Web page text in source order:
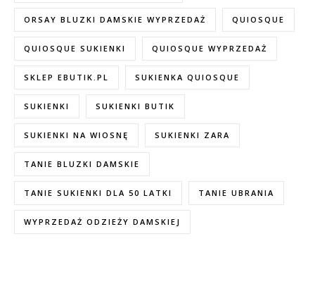
ORSAY BLUZKI DAMSKIE WYPRZEDAŻ QUIOSQUE
QUIOSQUE SUKIENKI QUIOSQUE WYPRZEDAŻ
SKLEP EBUTIK.PL SUKIENKA QUIOSQUE
SUKIENKI SUKIENKI BUTIK
SUKIENKI NA WIOSNĘ SUKIENKI ZARA
TANIE BLUZKI DAMSKIE
TANIE SUKIENKI DLA 50 LATKI TANIE UBRANIA
WYPRZEDAŻ ODZIEŻY DAMSKIEJ